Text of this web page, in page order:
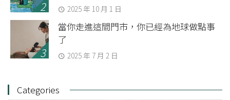
2025 年 10 月 1 日
當你走進這間門市，你已經為地球做點事
了
2025 年 7 月 2 日
Categories